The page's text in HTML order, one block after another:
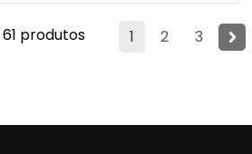
1 2 3
produtos